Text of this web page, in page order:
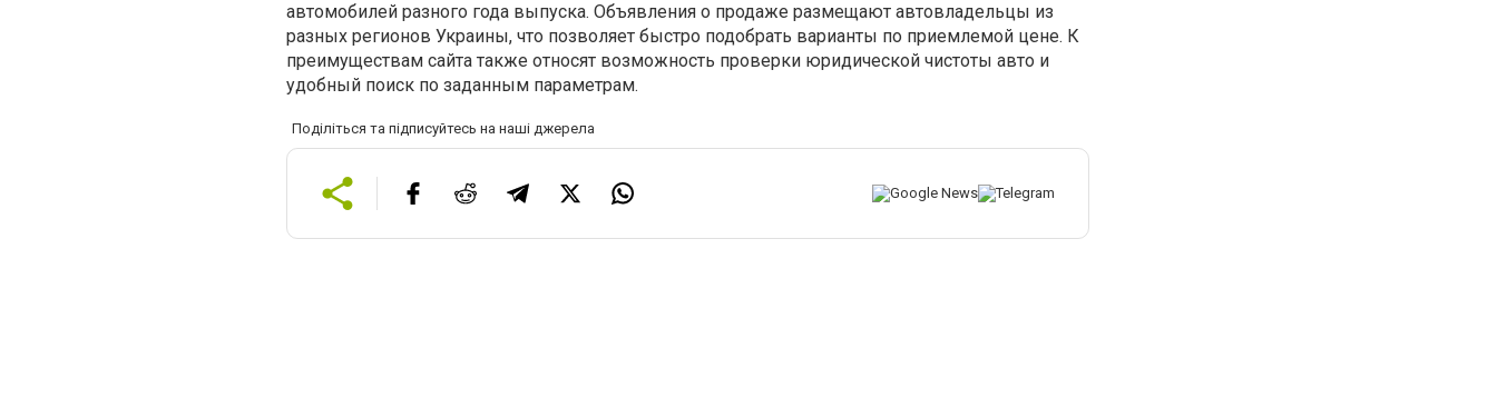
автомобилей разного года выпуска. Объявления о продаже размещают автовладельцы из
разных регионов Украины, что позволяет быстро подобрать варианты по приемлемой цене. К
преимуществам сайта также относят возможность проверки юридической чистоты авто и
удобный поиск по заданным параметрам.
Поділіться та підписуйтесь на наші джерела